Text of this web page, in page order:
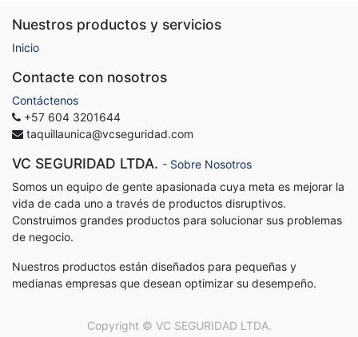
Nuestros productos y servicios
Inicio
Contacte con nosotros
Contáctenos
+57 604 3201644
taquillaunica@vcseguridad.com
VC SEGURIDAD LTDA. - Sobre Nosotros
Somos un equipo de gente apasionada cuya meta es mejorar la
vida de cada uno a través de productos disruptivos.
Construimos grandes productos para solucionar sus problemas
de negocio.
Nuestros productos están diseñados para pequeñas y
medianas empresas que desean optimizar su desempeño.
Copyright © VC SEGURIDAD LTDA.